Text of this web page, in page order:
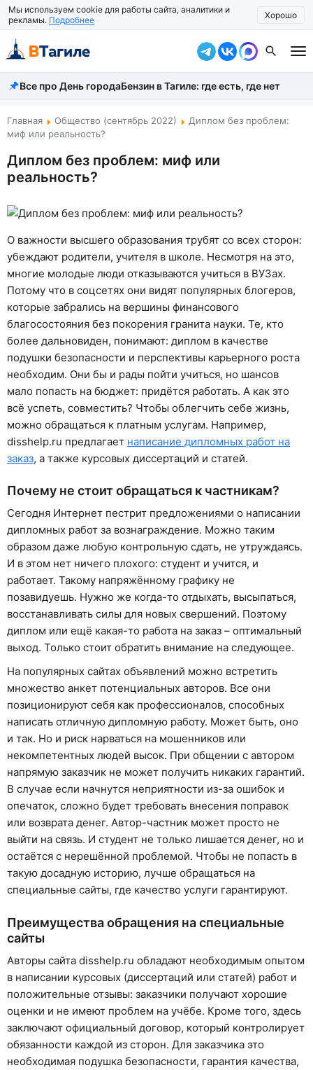
Мы используем cookie для работы сайта, аналитики и
рекламы. Подробнее Хорошо
Все новости
Происшествия
Власть
Жизнь
Общество
Рассказать новость
Все про День городаБензин в Тагиле: где есть, где нет
Главная Общество (сентябрь 2022)
Диплом без проблем:
миф или реальность?
Диплом без проблем: миф или
реальность?
О важности высшего образования трубят со всех сторон:
убеждают родители, учителя в школе. Несмотря на это,
многие молодые люди отказываются учиться в ВУЗах.
Потому что в соцсетях они видят популярных блогеров,
которые забрались на вершины финансового
благосостояния без покорения гранита науки. Те, кто
более дальновиден, понимают: диплом в качестве
подушки безопасности и перспективы карьерного роста
необходим. Они бы и рады пойти учиться, но шансов
мало попасть на бюджет: придётся работать. А как это
всё успеть, совместить? Чтобы облегчить себе жизнь,
можно обращаться к платным услугам. Например,
disshelp.ru предлагает написание дипломных работ на
заказ, а также курсовых диссертаций и статей.
Почему не стоит обращаться к частникам?
Сегодня Интернет пестрит предложениями о написании
дипломных работ за вознаграждение. Можно таким
образом даже любую контрольную сдать, не утруждаясь.
И в этом нет ничего плохого: студент и учится, и
работает. Такому напряжённому графику не
позавидуешь. Нужно же когда-то отдыхать, высыпаться,
восстанавливать силы для новых свершений. Поэтому
диплом или ещё какая-то работа на заказ – оптимальный
выход. Только стоит обратить внимание на следующее.
На популярных сайтах объявлений можно встретить
множество анкет потенциальных авторов. Все они
позиционируют себя как профессионалов, способных
написать отличную дипломную работу. Может быть, оно
и так. Но и риск нарваться на мошенников или
некомпетентных людей высок. При общении с автором
напрямую заказчик не может получить никаких гарантий.
В случае если начнутся неприятности из-за ошибок и
опечаток, сложно будет требовать внесения поправок
или возврата денег. Автор-частник может просто не
выйти на связь. И студент не только лишается денег, но и
остаётся с нерешённой проблемой. Чтобы не попасть в
такую досадную историю, лучше обращаться на
специальные сайты, где качество услуги гарантируют.
Преимущества обращения на специальные
сайты
Авторы сайта disshelp.ru обладают необходимым опытом
в написании курсовых (диссертаций или статей) работ и
положительные отзывы: заказчики получают хорошие
оценки и не имеют проблем на учёбе. Кроме того, здесь
заключают официальный договор, который контролирует
обязанности каждой из сторон. Для заказчика это
необходимая подушка безопасности, гарантия качества,